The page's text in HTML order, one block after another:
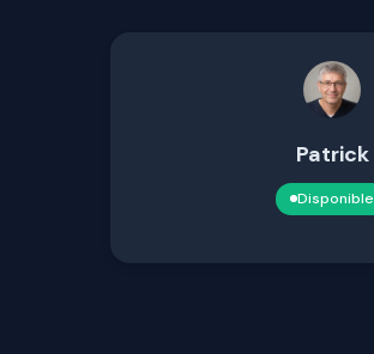
Patrick
Disponible